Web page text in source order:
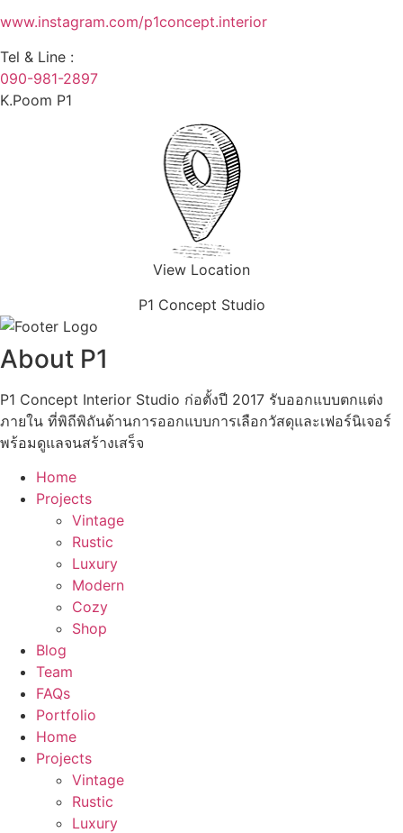
www.instagram.com/p1concept.interior
Tel & Line :
090-981-2897
K.Poom P1
View Location
P1 Concept Studio
About P1
P1 Concept Interior Studio ก่อตั้งปี 2017 รับออกแบบตกแต่ง
ภายใน ที่พิถีพิถันด้านการออกแบบการเลือกวัสดุและเฟอร์นิเจอร์
พร้อมดูแลจนสร้างเสร็จ
Home
Projects
Vintage
Rustic
Luxury
Modern
Cozy
Shop
Blog
Team
FAQs
Portfolio
Home
Projects
Vintage
Rustic
Luxury